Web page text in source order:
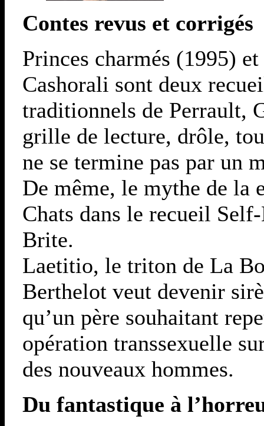
Contes revus et corrigés
Princes charmés (1995)
Cashorali sont deux
traditionnels de Perrault,
grille de lecture, drôle,
ne se termine pas par un
De même, le mythe de la
Chats dans le recueil
Brite.
Laetitio, le triton de La
Berthelot veut devenir
qu’un père souhaitant
opération transsexuelle
des nouveaux hommes.
Du fantastique à